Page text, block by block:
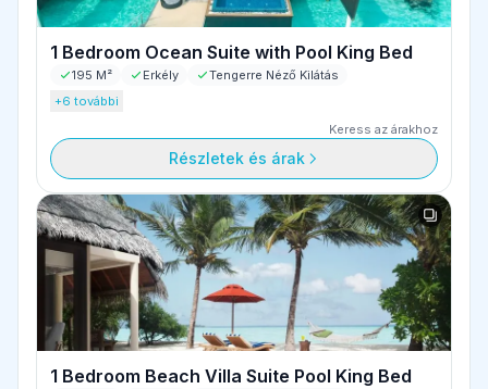
1 Bedroom Ocean Suite with Pool King Bed
195 M² Erkély
Tengerre Néző Kilátás
+6 további
Keress az árakhoz
Részletek és árak
1 Bedroom Beach Villa Suite Pool King Bed